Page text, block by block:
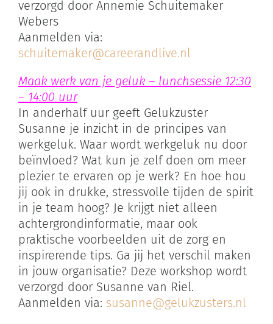
verzorgd door Annemie Schuitemaker
Webers
Aanmelden via:
schuitemaker@careerandlive.nl
Maak werk van je geluk – lunchsessie 12:30
– 14:00 uur
In anderhalf uur geeft Gelukzuster
Susanne je inzicht in de principes van
werkgeluk. Waar wordt werkgeluk nu door
beïnvloed? Wat kun je zelf doen om meer
plezier te ervaren op je werk? En hoe hou
jij ook in drukke, stressvolle tijden de spirit
in je team hoog? Je krijgt niet alleen
achtergrondinformatie, maar ook
praktische voorbeelden uit de zorg en
inspirerende tips. Ga jij het verschil maken
in jouw organisatie? Deze workshop wordt
verzorgd door Susanne van Riel.
Aanmelden via: susanne@gelukzusters.nl